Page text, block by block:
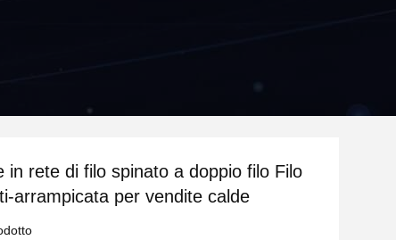
in rete di filo spinato a doppio filo Filo
arrampicata per vendite calde